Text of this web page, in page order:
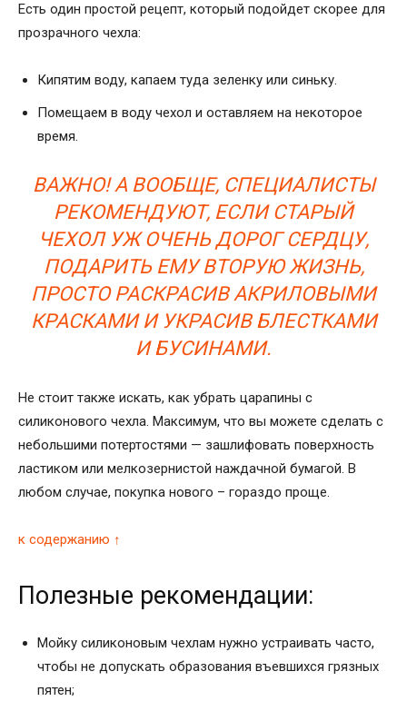
Есть один простой рецепт, который подойдет скорее для
прозрачного чехла:
Кипятим воду, капаем туда зеленку или синьку.
Помещаем в воду чехол и оставляем на некоторое
время.
ВАЖНО! А ВООБЩЕ, СПЕЦИАЛИСТЫ
РЕКОМЕНДУЮТ, ЕСЛИ СТАРЫЙ
ЧЕХОЛ УЖ ОЧЕНЬ ДОРОГ СЕРДЦУ,
ПОДАРИТЬ ЕМУ ВТОРУЮ ЖИЗНЬ,
ПРОСТО РАСКРАСИВ АКРИЛОВЫМИ
КРАСКАМИ И УКРАСИВ БЛЕСТКАМИ
И БУСИНАМИ.
Не стоит также искать, как убрать царапины с
силиконового чехла. Максимум, что вы можете сделать с
небольшими потертостями — зашлифовать поверхность
ластиком или мелкозернистой наждачной бумагой. В
любом случае, покупка нового – гораздо проще.
к содержанию ↑
Полезные рекомендации:
Мойку силиконовым чехлам нужно устраивать часто,
чтобы не допускать образования въевшихся грязных
пятен;